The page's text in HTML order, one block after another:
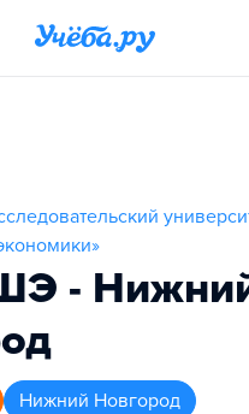
-
Нижний Новгород